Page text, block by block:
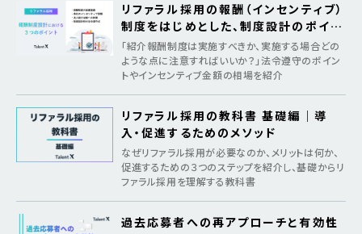
リファラル採用の報酬（インセンティブ）
制度をはじめとした、制度設計のポイン
ト
「紹介報酬制度は実施すべきか、実施する場合どの
ような点に注意すればいいか？」法令遵守のポイン
トやインセンティブ金額の相場を紹介
リファラル採用の教科書 基礎編｜導
入・促進するためのメソッド
なぜリファラル採用が必要なのか、メリットは何か、
促進するための３つのステップを紹介し、基礎からリ
ファラル採用を理解する教科書
過去応募者への再アプローチと有効性